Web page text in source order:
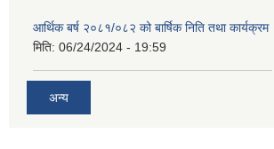
आर्थिक बर्ष २०८१/०८२ को बार्षिक निति तथा कार्यक्रम
मिति: 06/24/2024 - 19:59
अन्य